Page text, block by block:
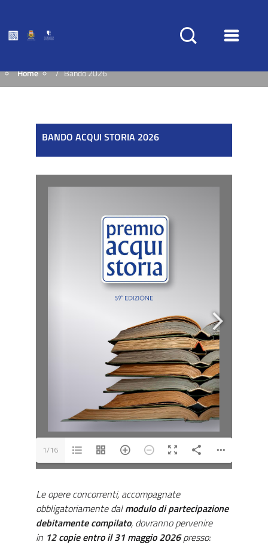
Home Bando 2026
BANDO ACQUI STORIA 2026
1/16
Le opere concorrenti, accompagnate
obbligatoriamente dalmodulo di partecipazione
debitamente compilato, dovranno pervenire
in 12 copie entro il 31 maggio 2026presso: